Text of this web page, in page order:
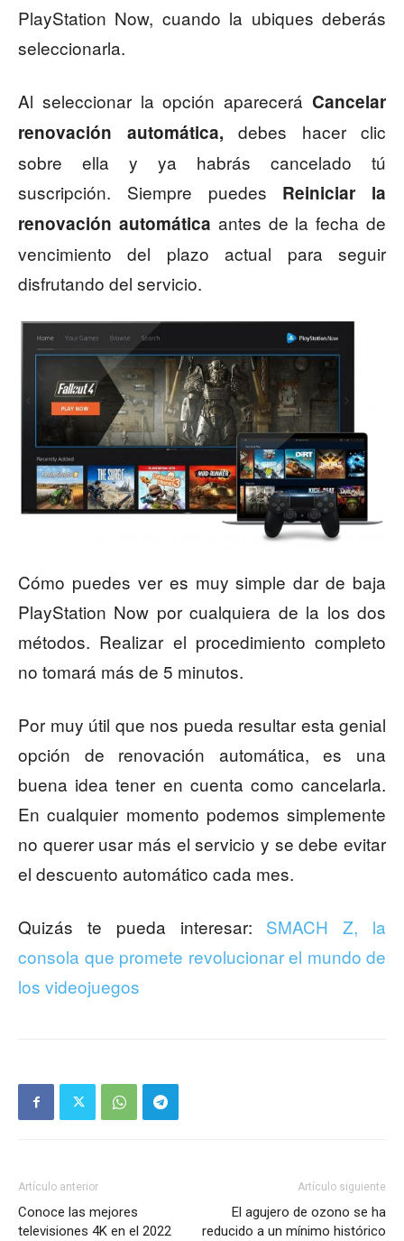
PlayStation Now, cuando la ubiques deberás
seleccionarla.
Al seleccionar la opción aparecerá Cancelar
renovación automática, debes hacer clic
sobre ella y ya habrás cancelado tú
suscripción. Siempre puedes Reiniciar la
renovación automática antes de la fecha de
vencimiento del plazo actual para seguir
disfrutando del servicio.
Cómo puedes ver es muy simple dar de baja
PlayStation Now por cualquiera de la los dos
métodos. Realizar el procedimiento completo
no tomará más de 5 minutos.
Por muy útil que nos pueda resultar esta genial
opción de renovación automática, es una
buena idea tener en cuenta como cancelarla.
En cualquier momento podemos simplemente
no querer usar más el servicio y se debe evitar
el descuento automático cada mes.
Quizás te pueda interesar: SMACH Z, la
consola que promete revolucionar el mundo de
los videojuegos
Artículo anterior
Conoce las mejores
televisiones 4K en el 2022
Artículo siguiente
El agujero de ozono se ha
reducido a un mínimo histórico